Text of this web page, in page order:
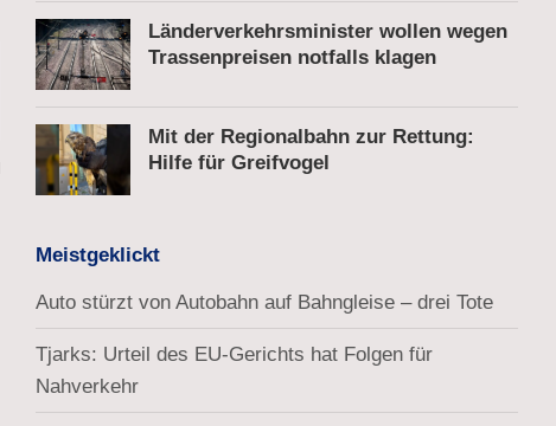
Länderverkehrsminister wollen wegen
Trassenpreisen notfalls klagen
Mit der Regionalbahn zur Rettung:
Hilfe für Greifvogel
Meistgeklickt
Auto stürzt von Autobahn auf Bahngleise – drei Tote
Tjarks: Urteil des EU-Gerichts hat Folgen für
Nahverkehr